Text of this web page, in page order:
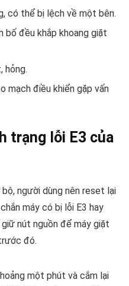
có thể bị lệch về một bên.
bố đều khắp khoang giặt
hỏng.
mạch điều khiển gặp vấn
trạng lỗi E3 của
người dùng nên reset lại
máy có bị lỗi E3 hay
giữ nút nguồn để máy giặt
đó.
một phút và cắm lại